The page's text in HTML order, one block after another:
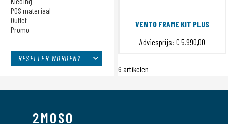
POS materiaal
Outlet
Promo
RESELLER WORDEN?
POS
Power2Max
Pure Power
VENTO FRAME KIT PLUS
Adviesprijs: € 5.990,00
6 artikelen
2MOSO